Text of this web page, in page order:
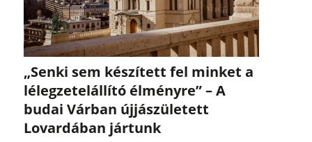
„Senki sem készített fel minket a
lélegzetelállító élményre” – A
budai Várban újjászületett
Lovardában jártunk